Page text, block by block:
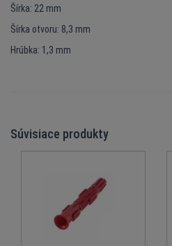
Šírka: 22 mm
Šírka otvoru: 8,3 mm
Hrúbka: 1,3 mm
Súvisiace produkty